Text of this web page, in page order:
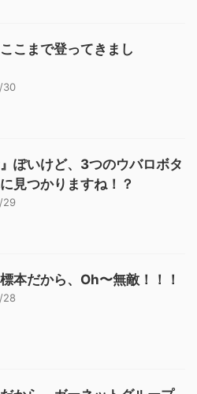
こまで登ってきまし
30
』ぽいけど、3つのウバロボタ
見つかりますね！？
29
本だから、Oh〜無敵！！！
28